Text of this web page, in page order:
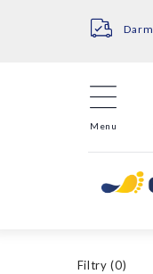
14
Menu
Filtry (0)